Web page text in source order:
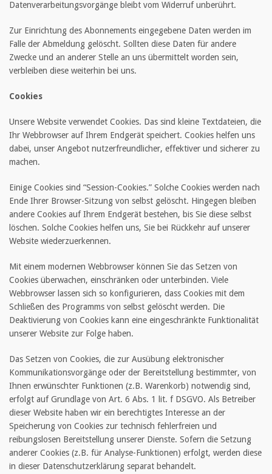
Datenverarbeitungsvorgänge bleibt vom Widerruf unberührt.
Zur Einrichtung des Abonnements eingegebene Daten werden im
Falle der Abmeldung gelöscht. Sollten diese Daten für andere
Zwecke und an anderer Stelle an uns übermittelt worden sein,
verbleiben diese weiterhin bei uns.
Cookies
Unsere Website verwendet Cookies. Das sind kleine Textdateien, die
Ihr Webbrowser auf Ihrem Endgerät speichert. Cookies helfen uns
dabei, unser Angebot nutzerfreundlicher, effektiver und sicherer zu
machen.
Einige Cookies sind “Session-Cookies.” Solche Cookies werden nach
Ende Ihrer Browser-Sitzung von selbst gelöscht. Hingegen bleiben
andere Cookies auf Ihrem Endgerät bestehen, bis Sie diese selbst
löschen. Solche Cookies helfen uns, Sie bei Rückkehr auf unserer
Website wiederzuerkennen.
Mit einem modernen Webbrowser können Sie das Setzen von
Cookies überwachen, einschränken oder unterbinden. Viele
Webbrowser lassen sich so konfigurieren, dass Cookies mit dem
Schließen des Programms von selbst gelöscht werden. Die
Deaktivierung von Cookies kann eine eingeschränkte Funktionalität
unserer Website zur Folge haben.
Das Setzen von Cookies, die zur Ausübung elektronischer
Kommunikationsvorgänge oder der Bereitstellung bestimmter, von
Ihnen erwünschter Funktionen (z.B. Warenkorb) notwendig sind,
erfolgt auf Grundlage von Art. 6 Abs. 1 lit. f DSGVO. Als Betreiber
dieser Website haben wir ein berechtigtes Interesse an der
Speicherung von Cookies zur technisch fehlerfreien und
reibungslosen Bereitstellung unserer Dienste. Sofern die Setzung
anderer Cookies (z.B. für Analyse-Funktionen) erfolgt, werden diese
in dieser Datenschutzerklärung separat behandelt.